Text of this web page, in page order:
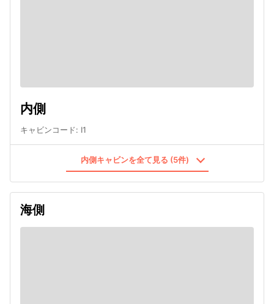
内側
キャビンコード: I1
内側キャビンを全て見る (5件)
海側